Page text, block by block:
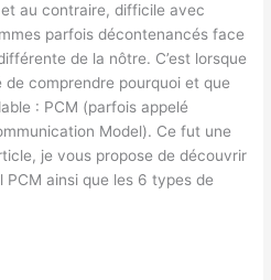
au contraire, difficile avec
parfois décontenancés face
de la nôtre. C’est lorsque
de comprendre pourquoi et que
: PCM (parfois appelé
Model). Ce fut une
je vous propose de découvrir
PCM ainsi que les 6 types de